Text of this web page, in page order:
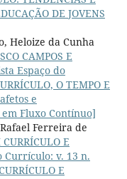
DE JOVENS
Heloize da Cunha
CAMPOS E
Espaço do
O TEMPO E
e
Fluxo Contínuo]
Ferreira de
E
Currículo: v. 13 n.
E